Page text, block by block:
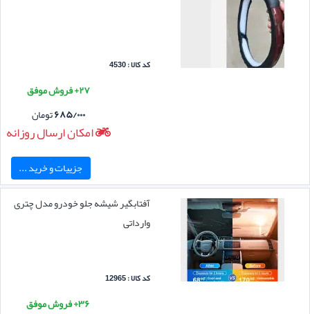
کد کالا : 4530
۲۷+ فروش موفق
۶۸۵/۰۰۰تومان
امکان ارسال روزانه
جزییات و خرید ...
آفتابگیر شیشه جلو خودرو مدل چتری
وارداتی
کد کالا : 12965
۳۶+ فروش موفق